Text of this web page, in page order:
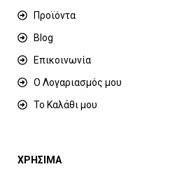
Προϊόντα
Blog
Επικοινωνία
Ο Λογαριασμός μου
Το Καλάθι μου
ΧΡΗΣΙΜΑ